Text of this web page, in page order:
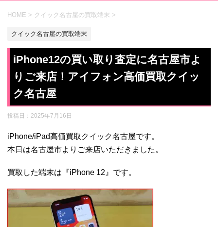
HOME > クイック名古屋の買取端末 >
クイック名古屋の買取端末
iPhone12の買い取り査定に名古屋市よ
りご来店！アイフォン高価買取クイッ
ク名古屋
投稿日： 2025年7月16日
iPhone/iPad高価買取クイック名古屋です。
本日は名古屋市よりご来店いただきました。
買取した端末は『iPhone 12』です。